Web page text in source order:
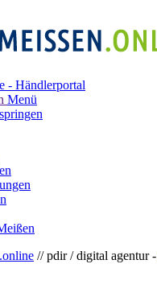
Menü
// pdir / digital agentur -